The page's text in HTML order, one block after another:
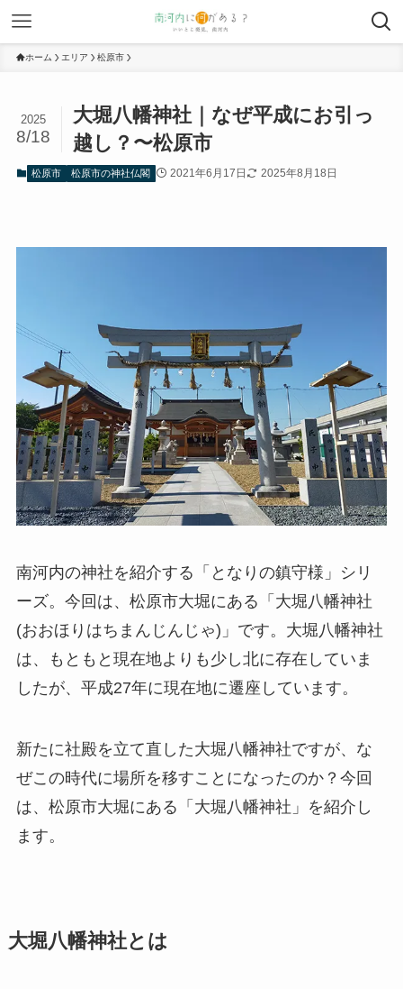
ホーム エリア 松原市
大堀八幡神社｜なぜ平成にお引っ
越し？〜松原市
2025
8/18
松原市 松原市の神社仏閣 2021年6月17日 2025年8月18日
南河内の神社を紹介する「となりの鎮守様」シリ
ーズ。今回は、松原市大堀にある 「大堀八幡神社
(おおほりはちまんじんじゃ)」 です。大堀八幡神社
は、もともと現在地よりも少し北に存在していま
したが、平成27年に現在地に遷座しています。
新たに社殿を立て直した大堀八幡神社ですが、な
ぜこの時代に場所を移すことになったのか？今回
は、松原市大堀にある「大堀八幡神社」を紹介し
ます。
大堀八幡神社とは